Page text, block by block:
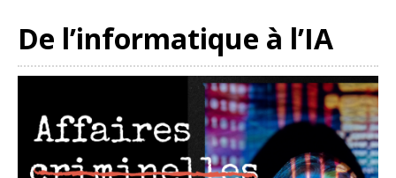
De l’informatique à l’IA